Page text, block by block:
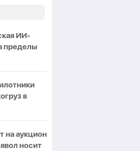
ИИ-
пределы
в
на аукцион
носит